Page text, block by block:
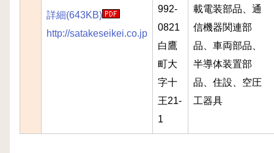
詳細(643KB)
http://satakeseikei.co.jp
992-
0821
白鷹
町大
字十
王21-
1
載電装部品、通
信機器関連部
品、車両部品、
半導体装置部
品、住設、空圧
工器具